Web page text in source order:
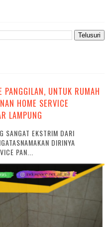
PANGGILAN, UNTUK RUMAH
HOME SERVICE
LAMPUNG
SANGAT EKSTRIM DARI
DIRINYA
PAN...